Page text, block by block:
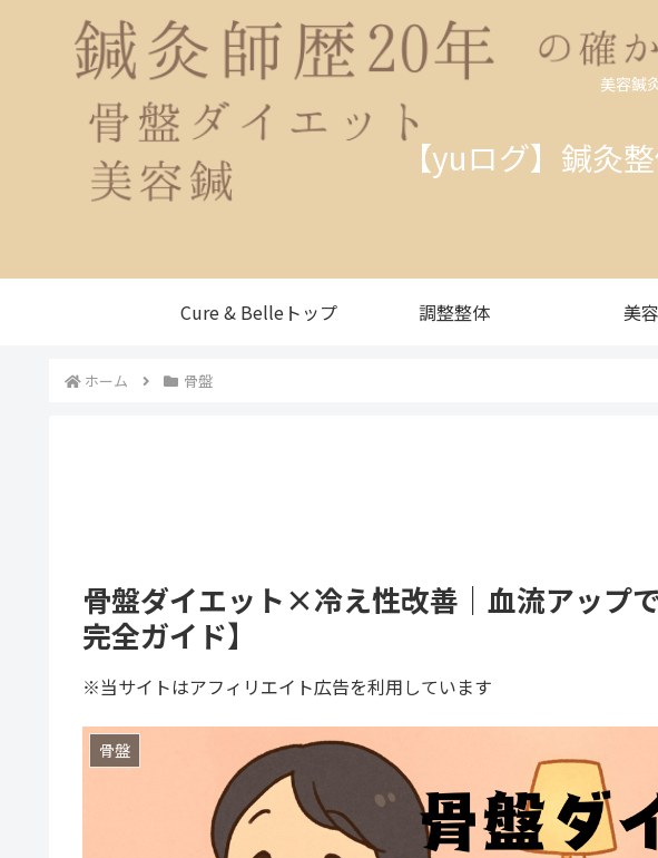
美容鍼
【yuログ】鍼灸
Cure & Belleトップ 調整整体 美
ホーム 骨盤
骨盤ダイエット×冷え性改善｜血流アップ
完全ガイド】
※当サイトはアフィリエイト広告を利用しています
骨盤